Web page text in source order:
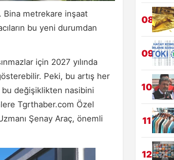
Bina metrekare inşaat
bu yeni durumdan
için 2027 yılında
Peki, bu artış her
bu değişiklikten nasibini
Tgrthaber.com Özel
Şenay Araç, önemli
08
09
10
11
12